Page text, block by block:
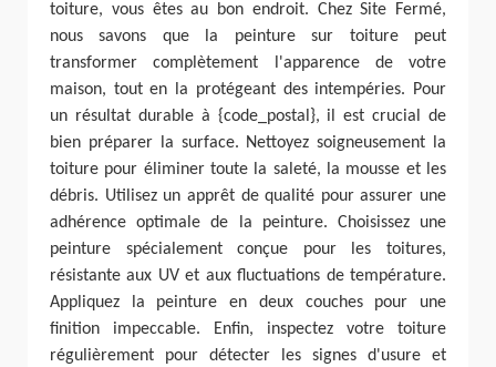
toiture, vous êtes au bon endroit. Chez Site Fermé,
nous savons que la peinture sur toiture peut
transformer complètement l'apparence de votre
maison, tout en la protégeant des intempéries. Pour
un résultat durable à {code_postal}, il est crucial de
bien préparer la surface. Nettoyez soigneusement la
toiture pour éliminer toute la saleté, la mousse et les
débris. Utilisez un apprêt de qualité pour assurer une
adhérence optimale de la peinture. Choisissez une
peinture spécialement conçue pour les toitures,
résistante aux UV et aux fluctuations de température.
Appliquez la peinture en deux couches pour une
finition impeccable. Enfin, inspectez votre toiture
régulièrement pour détecter les signes d'usure et